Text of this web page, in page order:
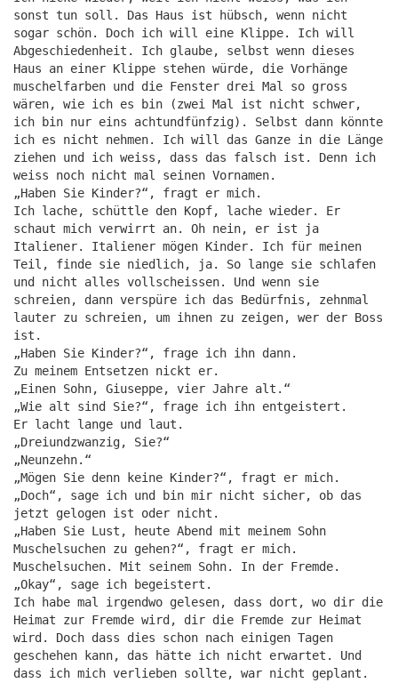
sonst tun soll. Das Haus ist hübsch, wenn nicht
sogar schön. Doch ich will eine Klippe. Ich will
Abgeschiedenheit. Ich glaube, selbst wenn dieses
Haus an einer Klippe stehen würde, die Vorhänge
muschelfarben und die Fenster drei Mal so gross
wären, wie ich es bin (zwei Mal ist nicht schwer,
ich bin nur eins achtundfünfzig). Selbst dann könnte
ich es nicht nehmen. Ich will das Ganze in die Länge
ziehen und ich weiss, dass das falsch ist. Denn ich
weiss noch nicht mal seinen Vornamen.
„Haben Sie Kinder?“, fragt er mich.
Ich lache, schüttle den Kopf, lache wieder. Er
schaut mich verwirrt an. Oh nein, er ist ja
Italiener. Italiener mögen Kinder. Ich für meinen
Teil, finde sie niedlich, ja. So lange sie schlafen
und nicht alles vollscheissen. Und wenn sie
schreien, dann verspüre ich das Bedürfnis, zehnmal
lauter zu schreien, um ihnen zu zeigen, wer der Boss
ist.
„Haben Sie Kinder?“, frage ich ihn dann.
Zu meinem Entsetzen nickt er.
„Einen Sohn, Giuseppe, vier Jahre alt.“
„Wie alt sind Sie?“, frage ich ihn entgeistert.
Er lacht lange und laut.
„Dreiundzwanzig, Sie?“
„Neunzehn.“
„Mögen Sie denn keine Kinder?“, fragt er mich.
„Doch“, sage ich und bin mir nicht sicher, ob das
jetzt gelogen ist oder nicht.
„Haben Sie Lust, heute Abend mit meinem Sohn
Muschelsuchen zu gehen?“, fragt er mich.
Muschelsuchen. Mit seinem Sohn. In der Fremde.
„Okay“, sage ich begeistert.
Ich habe mal irgendwo gelesen, dass dort, wo dir die
Heimat zur Fremde wird, dir die Fremde zur Heimat
wird. Doch dass dies schon nach einigen Tagen
geschehen kann, das hätte ich nicht erwartet. Und
dass ich mich verlieben sollte, war nicht geplant.